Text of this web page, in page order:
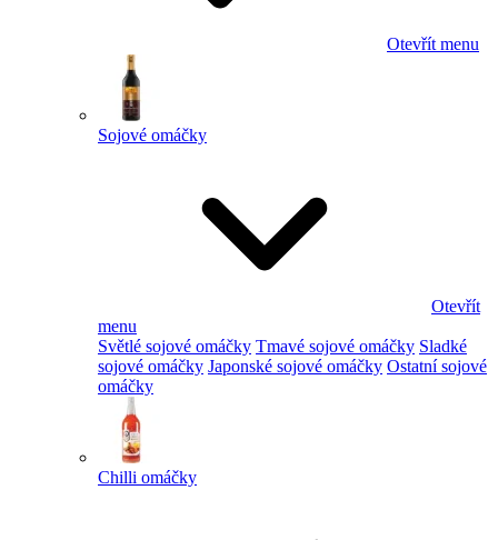
Otevřít menu
Sojové omáčky
Otevřít
menu
Světlé sojové omáčky Tmavé sojové omáčky Sladké
sojové omáčky Japonské sojové omáčky Ostatní sojové
omáčky
Chilli omáčky